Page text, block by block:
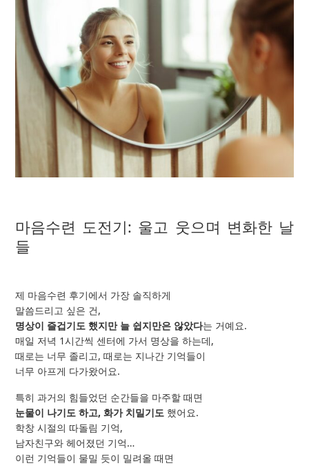
마음수련 도전기: 울고 웃으며 변화한 날
들
제 마음수련 후기에서 가장 솔직하게
말씀드리고 싶은 건,
명상이 즐겁기도 했지만 늘 쉽지만은 않았다는 거예요.
매일 저녁 1시간씩 센터에 가서 명상을 하는데,
때로는 너무 졸리고, 때로는 지나간 기억들이
너무 아프게 다가왔어요.
특히 과거의 힘들었던 순간들을 마주할 때면
눈물이 나기도 하고, 화가 치밀기도 했어요.
학창 시절의 따돌림 기억,
남자친구와 헤어졌던 기억…
이런 기억들이 물밀 듯이 밀려올 때면